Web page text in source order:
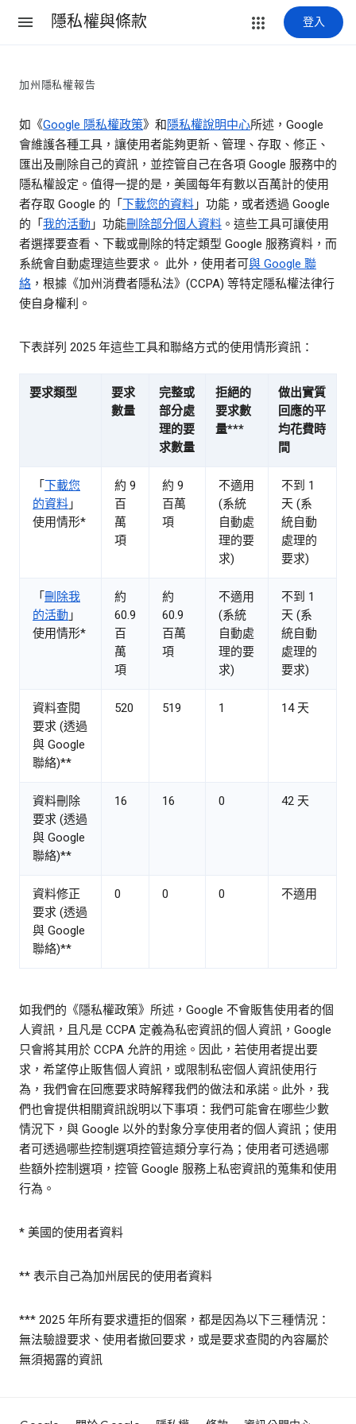
隱私權與條款 登入
加州隱私權報告
如《Google 隱私權政策》和隱私權說明中心所述，Google
會維護各種工具，讓使用者能夠更新、管理、存取、修正、
匯出及刪除自己的資訊，並控管自己在各項 Google 服務中的
隱私權設定。值得一提的是，美國每年有數以百萬計的使用
者存取 Google 的「 下載您的資料 」功能，或者透過 Google
的「 我的活動 」功能刪除部分個人資料 。這些工具可讓使用
者選擇要查看、下載或刪除的特定類型 Google 服務資料，而
系統會自動處理這些要求。 此外，使用者可與 Google 聯
絡 ，根據《加州消費者隱私法》(CCPA) 等特定隱私權法律行
使自身權利。
下表詳列 2025 年這些工具和聯絡方式的使用情形資訊：
要求類型
要求
數量
完整或
部分處
理的要
求數量
拒絕的
要求數
量***
做出實質
回應的平
均花費時
間
「 下載您
的資料 」
使用情形*
約 9
百
萬
項
約 9
百萬
項
不適用
(系統
自動處
理的要
求)
不到 1
天 (系
統自動
處理的
要求)
「 刪除我
的活動 」
使用情形*
約
60.9
百
萬
項
約
60.9
百萬
項
不適用
(系統
自動處
理的要
求)
不到 1
天 (系
統自動
處理的
要求)
資料查閱
要求 (透過
與 Google
聯絡)**
520 519 1 14 天
資料刪除
要求 (透過
與 Google
聯絡)**
16 16 0 42 天
資料修正
要求 (透過
與 Google
聯絡)**
0 0 0 不適用
如我們的《隱私權政策》所述，Google 不會販售使用者的個
人資訊，且凡是 CCPA 定義為私密資訊的個人資訊，Google
只會將其用於 CCPA 允許的用途。因此，若使用者提出要
求，希望停止販售個人資訊，或限制私密個人資訊使用行
為，我們會在回應要求時解釋我們的做法和承諾。此外，我
們也會提供相關資訊說明以下事項：我們可能會在哪些少數
情況下，與 Google 以外的對象分享使用者的個人資訊；使用
者可透過哪些控制選項控管這類分享行為；使用者可透過哪
些額外控制選項，控管 Google 服務上私密資訊的蒐集和使用
行為。
* 美國的使用者資料
** 表示自己為加州居民的使用者資料
*** 2025 年所有要求遭拒的個案，都是因為以下三種情況：
無法驗證要求、使用者撤回要求，或是要求查閱的內容屬於
無須揭露的資訊